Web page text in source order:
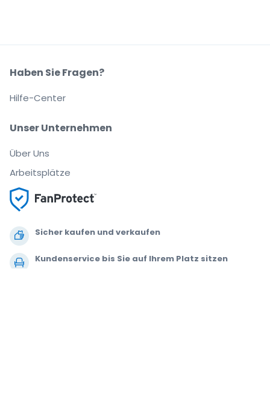
Sicher kaufen und verkaufen
Kundenservice bis Sie auf Ihrem Platz sitzen
Unser Unternehmen
Über Uns
Arbeitsplätze
Haben Sie Fragen?
Hilfe-Center